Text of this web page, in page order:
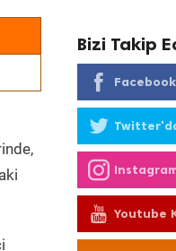
Bizi Takip
Youtube
Olun